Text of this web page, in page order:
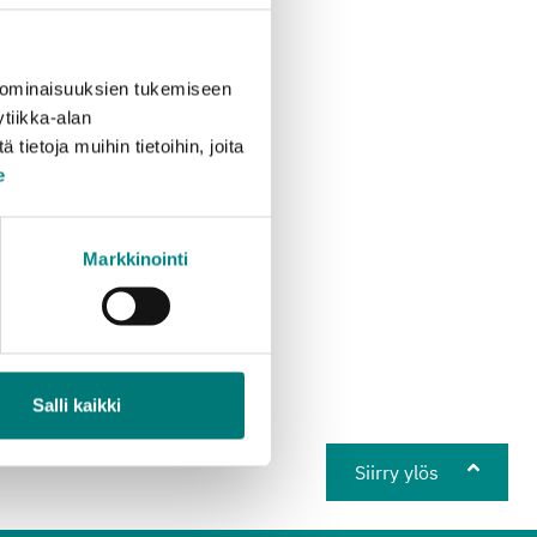
tukemiseen
alan
tietoja muihin tietoihin, joita
Markkinointi
Salli kaikki
ei
kuljettaja ovat
kirjeitse”,
Roll Oy Ab,
Siirry ylös